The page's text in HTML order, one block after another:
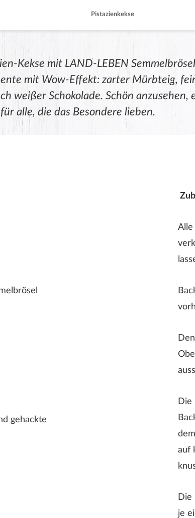
Pistazienkekse
Kekse mit LAND-LEBEN
mit Wow-Effekt: zarter Mürbteig,
weißer Schokolade. Schön anzusehen,
alle, die das Besondere lieben.
gehackte
Alle
Die
auf
Die
je